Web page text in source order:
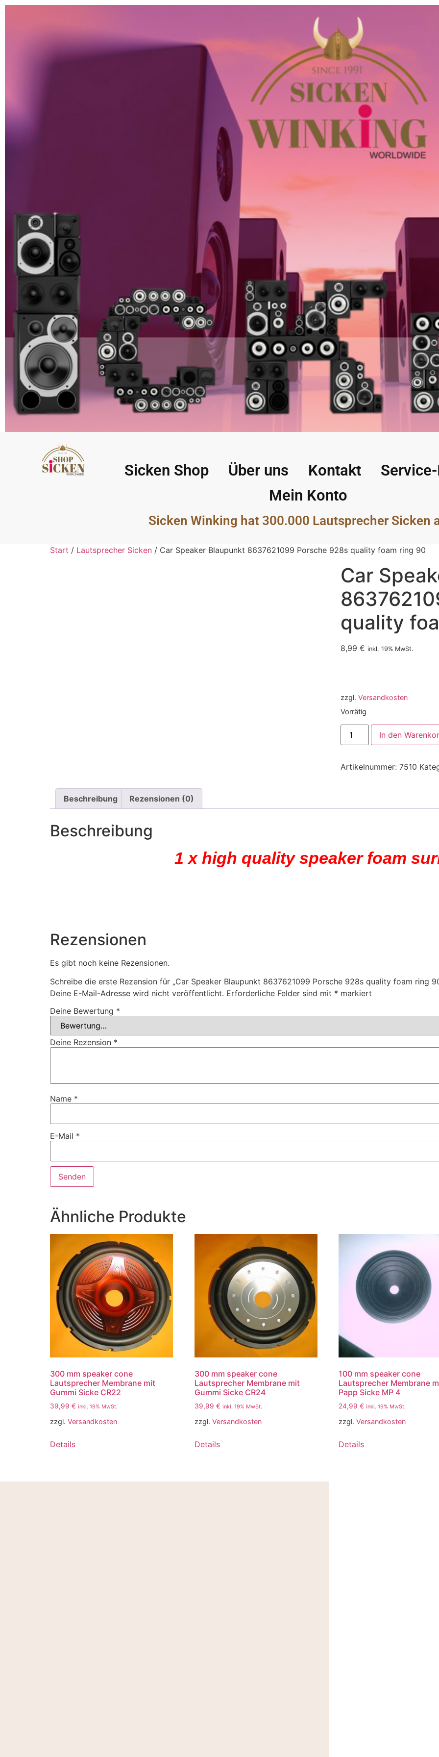
Sicken Shop Über uns Kontakt
Mein Konto
Sicken Winking hat 300.000 Lautsprecher Sicken
Start / Lautsprecher Sicken / Car Speaker Blaupunkt 8637621099 Porsche 928s quality foam ring 90
Car
quality
8,99 € inkl. 19% MwSt.
zzgl. Versandkosten
Vorrätig
In den
Artikelnummer: 7510
Beschreibung Rezensionen (0)
Beschreibung
1 x high quality speaker foam
Rezensionen
Es gibt noch keine Rezensionen.
Schreibe die erste Rezension für „Car Speaker Blaupunkt 8637621099 Porsche 928s quality foam ring
Deine E-Mail-Adresse wird nicht veröffentlicht. Erforderliche Felder sind mit * markiert
Deine Bewertung *
Deine Rezension *
Name *
E-Mail *
Ähnliche Produkte
300 mm speaker cone
Lautsprecher Membrane mit
Gummi Sicke CR22
39,99 € inkl. 19% MwSt.
zzgl. Versandkosten
Details
300 mm speaker cone
Lautsprecher Membrane mit
Gummi Sicke CR24
39,99 € inkl. 19% MwSt.
zzgl. Versandkosten
Details
100 mm speaker cone
Lautsprecher Membrane
Papp Sicke MP 4
24,99€ inkl. 19% MwSt.
zzgl.Versandkosten
Details